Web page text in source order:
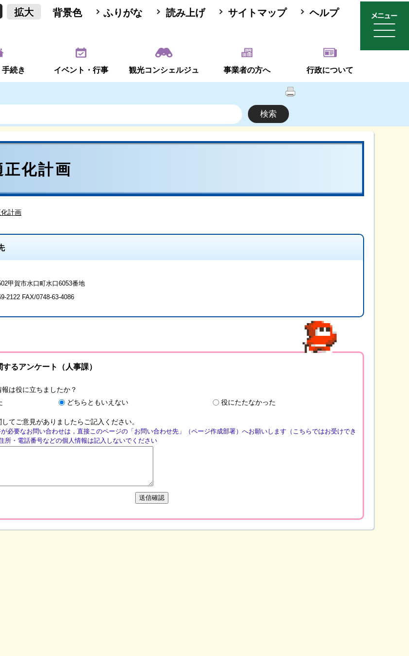
拡大 背景色 ふりがな 読み上げ サイトマップ ヘルプ
手続き イベント・行事 観光コンシェルジュ 事業者の方へ 行政について
正化計画
計画
甲賀市水口町水口6053番地
2122 FAX/0748-63-4086
るアンケート（人事課）
は役に立ちましたか？
どちらともいえない 役にたたなかった
てご意見がありましたらご記入ください。
が必要なお問い合わせは，直接このページの「お問い合わせ先」（ページ作成部署）へお願いします（こちらではお受けでき
所・電話番号などの個人情報は記入しないでください